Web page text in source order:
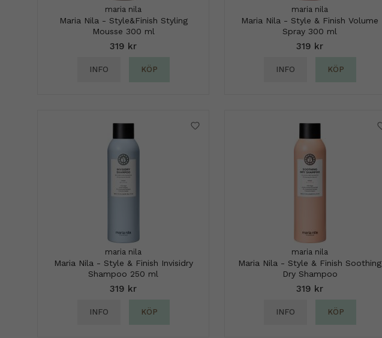
maria nila
Maria Nila - Style&Finish Styling
Mousse 300 ml
319 kr
INFO KÖP
maria nila
Maria Nila - Style & Finish Volume
Spray 300 ml
319 kr
INFO KÖP
maria nila
Maria Nila - Style & Finish Invisidry
Shampoo 250 ml
319 kr
INFO KÖP
maria nila
Maria Nila - Style & Finish Soothing
Dry Shampoo
319 kr
INFO KÖP